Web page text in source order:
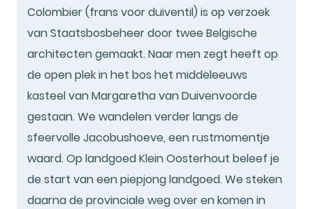
Colombier (frans voor duiventil) is op verzoek
van Staatsbosbeheer door twee Belgische
architecten gemaakt. Naar men zegt heeft op
de open plek in het bos het middeleeuws
kasteel van Margaretha van Duivenvoorde
gestaan. We wandelen verder langs de
sfeervolle Jacobushoeve, een rustmomentje
waard. Op landgoed Klein Oosterhout beleef je
de start van een piepjong landgoed. We steken
daarna de provinciale weg over en komen in